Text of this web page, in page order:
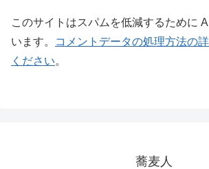
このサイトはスパムを低減するために
います。
コメントデータの処理方法の
ください。
蕎麦人